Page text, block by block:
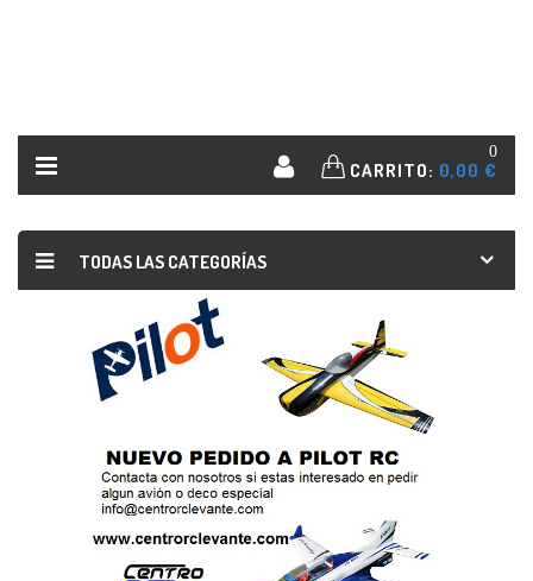
0
CARRITO: 0,00 €
TODAS LAS CATEGORÍAS